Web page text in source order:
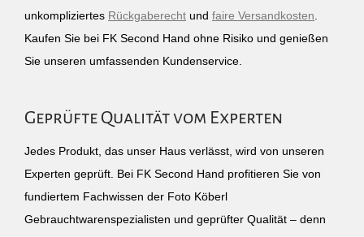
unkompliziertes Rückgaberecht und faire Versandkosten
Kaufen Sie bei FK Second Hand ohne Risiko und genießen
Sie unseren umfassenden Kundenservice.
Geprüfte Qualität vom Experten
Jedes Produkt, das unser Haus verlässt, wird von unseren
Experten geprüft. Bei FK Second Hand profitieren Sie von
fundiertem Fachwissen der Foto Köberl
Gebrauchtwarenspezialisten und geprüfter Qualität – denn